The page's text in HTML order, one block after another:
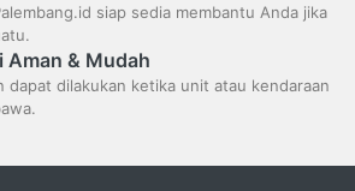
siap sedia membantu Anda jika
Aman & Mudah
dapat dilakukan ketika unit atau kendaraan